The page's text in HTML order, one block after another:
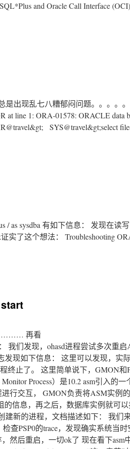
and Oracle Call Interface
出现乱七八糟郁闷问题。。。。。
line 1: ORA-01578: ORACLE data
SYS@travel&gt;select
/ as sysdba 有如下信息： 发现在读写
实了这个想法： Troubleshooting
………… 再看
： 我们发现，ohasd进程尝试多次重
现如下信息： 这里可以发现，实
终止了。 这里简单说下，GMON和
Process）是10.2 asm引入的
行交互， GMON负责将ASM实例
的信息，再之后，数据库实例就可
建新的进程，文档描述如下： 我们
查PSP0的trace，发现确实系统当时
后重启，一切ok了 现在看下asm中